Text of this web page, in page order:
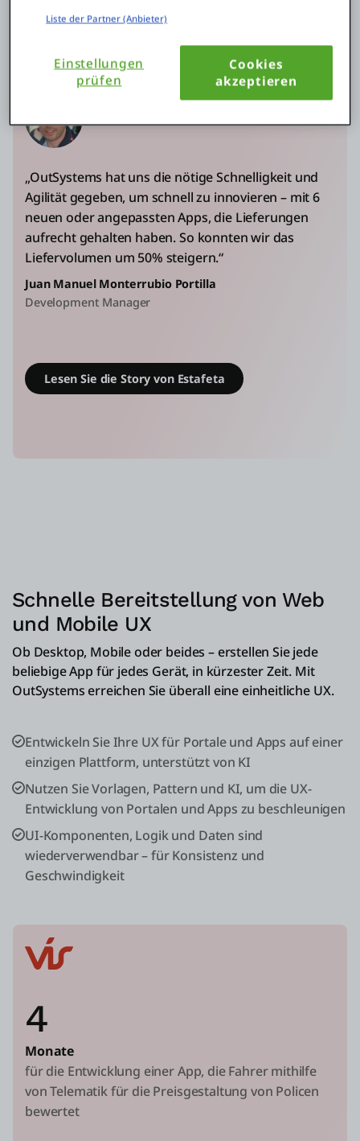
in nur 2 Monaten
„OutSystems hat uns die nötige Schnelligkeit und
Agilität gegeben, um schnell zu innovieren – mit 6
neuen oder angepassten Apps, die Lieferungen
aufrecht gehalten haben. So konnten wir das
Liefervolumen um 50% steigern.“
Juan Manuel Monterrubio Portilla
Development Manager
Lesen Sie die Story von Estafeta
Schnelle Bereitstellung von Web
und Mobile UX
Ob Desktop, Mobile oder beides – erstellen Sie jede
beliebige App für jedes Gerät, in kürzester Zeit. Mit
OutSystems erreichen Sie überall eine einheitliche UX.
Entwickeln Sie Ihre UX für Portale und Apps auf einer
einzigen Plattform, unterstützt von KI
Nutzen Sie Vorlagen, Pattern und KI, um die UX-
Entwicklung von Portalen und Apps zu beschleunigen
UI-Komponenten, Logik und Daten sind
wiederverwendbar – für Konsistenz und
Geschwindigkeit
4
Monate
für die Entwicklung einer App, die Fahrer mithilfe
von Telematik für die Preisgestaltung von Policen
bewertet
Liste der Partner (Anbieter)
Einstellungen
prüfen
Cookies
akzeptieren